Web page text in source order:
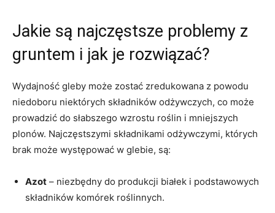
Jakie są najczęstsze problemy z
gruntem i jak‌ je rozwiązać?
Wydajność gleby może zostać zredukowana ⁣z powodu
niedoboru ⁣niektórych składników ‌odżywczych, co może
⁢prowadzić⁤ do słabszego wzrostu roślin‌ i mniejszych
‌plonów.‌ Najczęstszymi składnikami⁤ odżywczymi, których
⁤brak ​może występować⁤ w glebie, są:
Azot – niezbędny do produkcji białek⁢ i ⁤podstawowych
składników komórek roślinnych.